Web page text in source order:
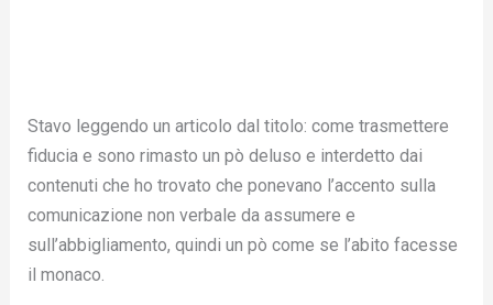
Stavo leggendo un articolo dal titolo: come trasmettere
fiducia e sono rimasto un pò deluso e interdetto dai
contenuti che ho trovato che ponevano l’accento sulla
comunicazione non verbale da assumere e
sull’abbigliamento, quindi un pò come se l’abito facesse
il monaco.